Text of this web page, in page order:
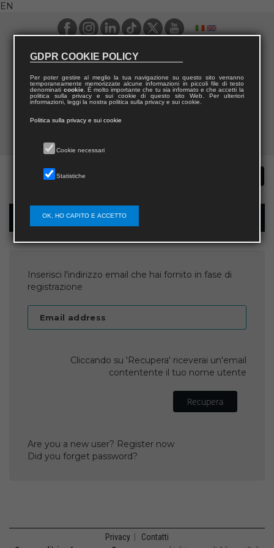
EN
Username recovery
Inserisci l'indirizzo email che hai fornito in fase di
registrazione
Email address
Cliccando su 'Recupera' riceverai un'email
contentente il tuo nome utente
Recupera
Are you a new user? Register now
Did you forget password?
Privacy Contatti
GDPR COOKIE POLICY
Per poter gestire al meglio la tua navigazione su questo sito verranno
temporaneamente memorizzate alcune informazioni in piccoli file di testo
denominati cookie. È molto importante che tu sia informato e che accetti la
politica sulla privacy e sui cookie di questo sito Web. Per ulteriori
informazioni, leggi la nostra politica sulla privacy e sui cookie.
Politica sulla privacy e sui cookie
Cookie necessari
Statistiche
OK, HO CAPITO E ACCETTO